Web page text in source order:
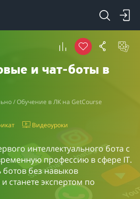
и чат-боты в
/ Обучение в ЛК на GetCourse
Видеоуроки
интеллектуального бота с
профессию в сфере IT.
ботов без навыков
станете экспертом по